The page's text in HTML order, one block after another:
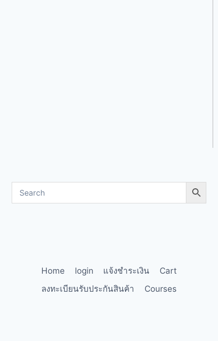
Home login แจ้งชำระเงิน
Cart
ลงทะเบียนรับประกันสินค้า
Courses